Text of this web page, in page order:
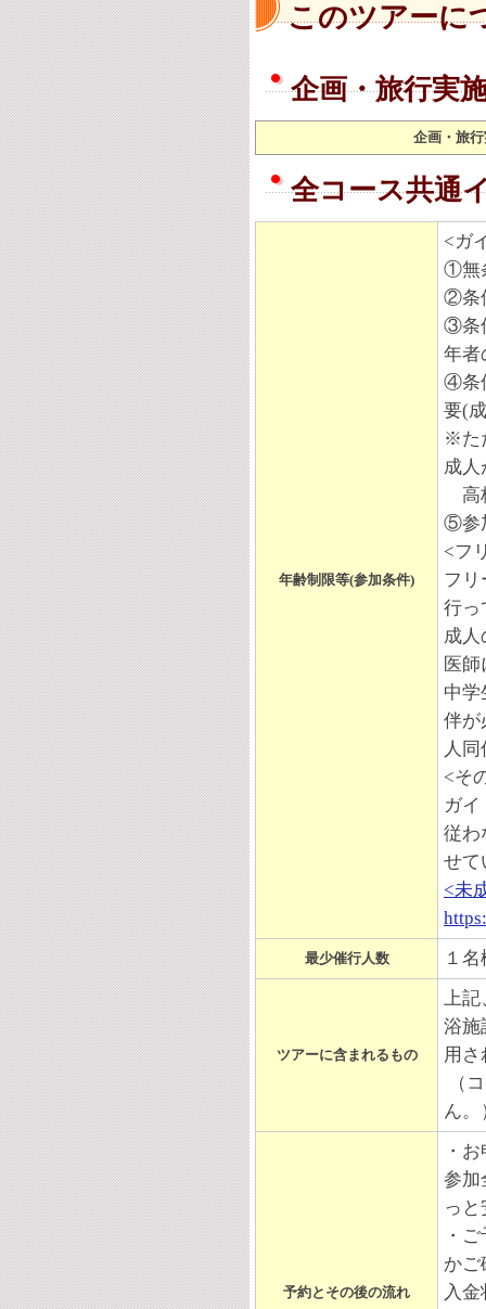
このツアーに
企画・旅行実
企画・旅
全コース共通
年齢制限等(参加条件)
<ガ
①無
②条
③条
年者
④条
要(
※た
成人
高
⑤参
<フ
フリ
行っ
成人
医
中学
伴が
人
<そ
ガ
従わ
せて
<未
最少催行人数 １
ツアーに含まれるもの
上記
浴施
用さ
（
ん。
予約とその後の流れ
・
参加
っ
・
かご
入